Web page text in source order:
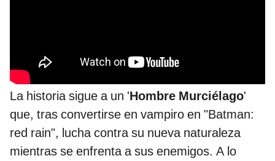
La historia sigue a un 'Hombre Murciélago'
que, tras convertirse en vampiro en "Batman:
red rain", lucha contra su nueva naturaleza
mientras se enfrenta a sus enemigos. A lo